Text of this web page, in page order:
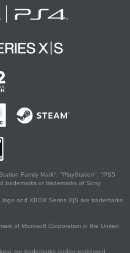
Family Mark", "PlayStation", "PS5
trademarks or trademarks of Sony
and XBOX Series X|S are trademarks
of Microsoft Corporation in the United
are trademarks and/or registered